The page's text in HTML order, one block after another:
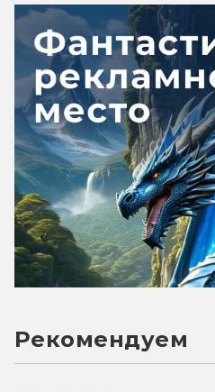
Рекомендуем